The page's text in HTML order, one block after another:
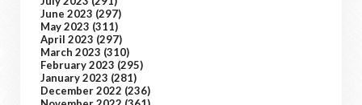
June 2023 (297)
May 2023 (311)
April 2023 (297)
March 2023 (310)
February 2023 (295)
January 2023 (281)
December 2022 (236)